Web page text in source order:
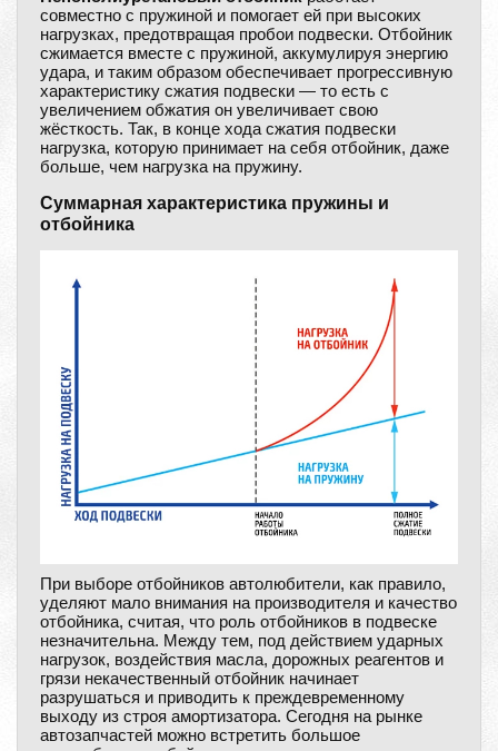
совместно с пружиной и помогает ей при высоких
нагрузках, предотвращая пробои подвески. Отбойник
сжимается вместе с пружиной, аккумулируя энергию
удара, и таким образом обеспечивает прогрессивную
характеристику сжатия подвески — то есть с
увеличением обжатия он увеличивает свою
жёсткость. Так, в конце хода сжатия подвески
нагрузка, которую принимает на себя отбойник, даже
больше, чем нагрузка на пружину.
Суммарная характеристика пружины и
отбойника
При выборе отбойников автолюбители, как правило,
уделяют мало внимания на производителя и качество
отбойника, считая, что роль отбойников в подвеске
незначительна. Между тем, под действием ударных
нагрузок, воздействия масла, дорожных реагентов и
грязи некачественный отбойник начинает
разрушаться и приводить к преждевременному
выходу из строя амортизатора. Сегодня на рынке
автозапчастей можно встретить большое